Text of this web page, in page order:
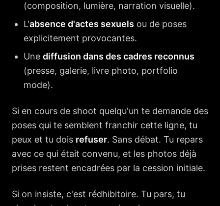
(composition, lumière, narration visuelle).
L'absence d'actes sexuels ou de poses
explicitement provocantes.
Une diffusion dans des cadres reconnus
(presse, galerie, livre photo, portfolio
mode).
Si en cours de shoot quelqu'un te demande des
poses qui te semblent franchir cette ligne, tu
peux et tu dois refuser. Sans débat. Tu repars
avec ce qui était convenu, et les photos déjà
prises restent encadrées par la cession initiale.
Si on insiste, c'est rédhibitoire. Tu pars, tu